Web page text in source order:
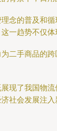
念的普及和
一趋势不仅
二手商品的
现了我国物
社会发展注入